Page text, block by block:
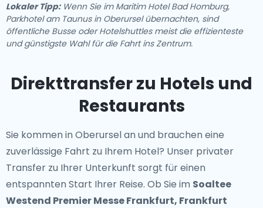
Lokaler Tipp:Wenn Sie im Maritim Hotel Bad Homburg,
Parkhotel am Taunus in Oberursel übernachten, sind
öffentliche Busse oder Hotelshuttles meist die effizienteste
und günstigste Wahl für die Fahrt ins Zentrum.
Direkttransfer zu Hotels und
Restaurants
Sie kommen in Oberursel an und brauchen eine
zuverlässige Fahrt zu Ihrem Hotel? Unser privater
Transfer zu Ihrer Unterkunft sorgt für einen
entspannten Start Ihrer Reise. Ob Sie im Soaltee
Westend Premier Messe Frankfurt, Frankfurt